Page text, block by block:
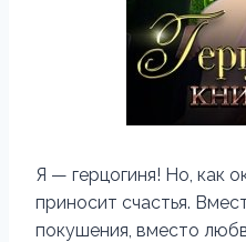
Я — герцогиня! Но, как
приносит счастья.
покушения, вместо